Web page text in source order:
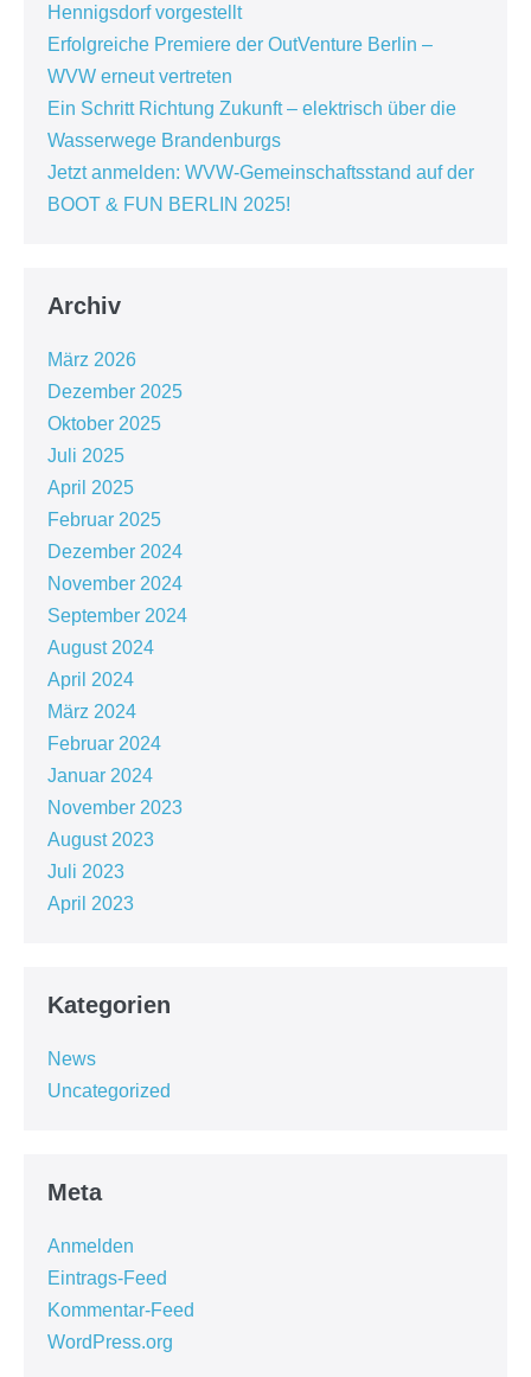
Hennigsdorf vorgestellt
Erfolgreiche Premiere der OutVenture Berlin –
WVW erneut vertreten
Ein Schritt Richtung Zukunft – elektrisch über die
Wasserwege Brandenburgs
Jetzt anmelden: WVW-Gemeinschaftsstand auf der
BOOT & FUN BERLIN 2025!
Archiv
März 2026
Dezember 2025
Oktober 2025
Juli 2025
April 2025
Februar 2025
Dezember 2024
November 2024
September 2024
August 2024
April 2024
März 2024
Februar 2024
Januar 2024
November 2023
August 2023
Juli 2023
April 2023
Kategorien
News
Uncategorized
Meta
Anmelden
Eintrags-Feed
Kommentar-Feed
WordPress.org